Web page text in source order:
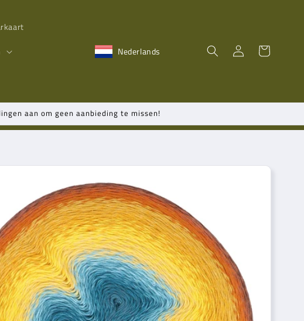
Nederlands InloggenWinkelwagen
aan om geen aanbieding te missen!